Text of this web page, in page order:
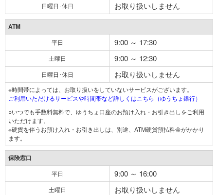
日曜日･休日 お取り扱いしません
ATM
平日 9:00 ～ 17:30
土曜日 9:00 ～ 12:30
日曜日･休日 お取り扱いしません
※時間帯によっては、お取り扱いをしていないサービスがございます。
ご利用いただけるサービスや時間帯など詳しくはこちら（ゆうちょ銀行）
○いつでも手数料無料で、ゆうちょ口座のお預け入れ・お引き出しをご利用
いただけます。
※硬貨を伴うお預け入れ・お引き出しは、別途、ATM硬貨預払料金がかかり
ます。
保険窓口
平日 9:00 ～ 16:00
土曜日 お取り扱いしません